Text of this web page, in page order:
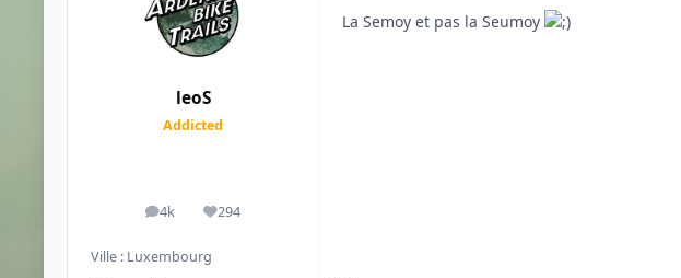
leoS
Addicted
4k
messages294
Réputation
Ville : Luxembourg
La Semoy et pas la Seumoy